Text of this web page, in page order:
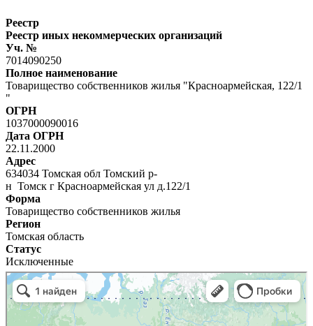
Реестр
Реестр иных некоммерческих организаций
Уч. №
7014090250
Полное наименование
Товарищество собственников жилья "Красноармейская, 122/1
"
ОГРН
1037000090016
Дата ОГРН
22.11.2000
Адрес
634034 Томская обл Томский р-
н Томск г Красноармейская ул д.122/1
Форма
Товарищество собственников жилья
Регион
Томская область
Статус
Исключенные